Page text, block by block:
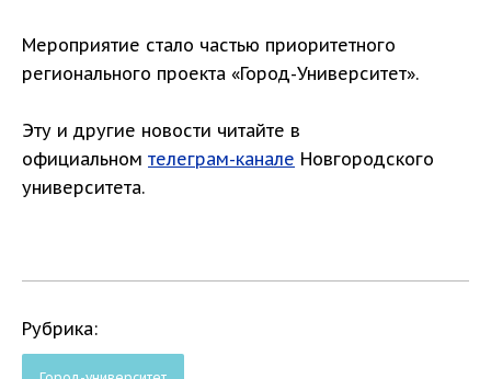
Мероприятие стало частью приоритетного
регионального проекта «Город-Университет».
Эту и другие новости читайте в
официальном телеграм-канале Новгородского
университета.
Рубрика: